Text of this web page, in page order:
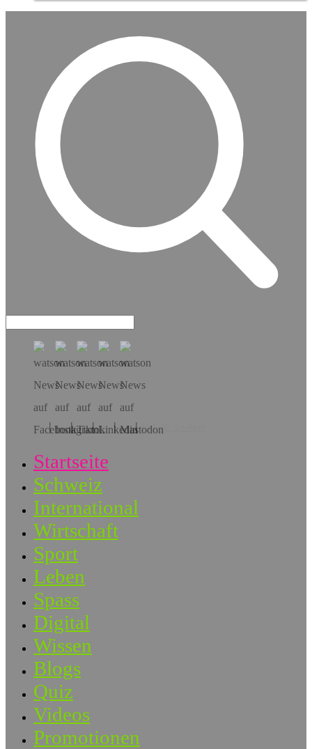
Hol dir die App!
Startseite
Schweiz
International
Wirtschaft
Sport
Leben
Spass
Digital
Wissen
Blogs
Quiz
Videos
Promotionen